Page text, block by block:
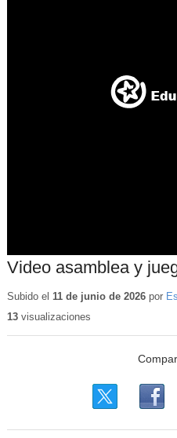
Video asamblea y
Subido el 11 de junio de 2026por
13visualizaciones